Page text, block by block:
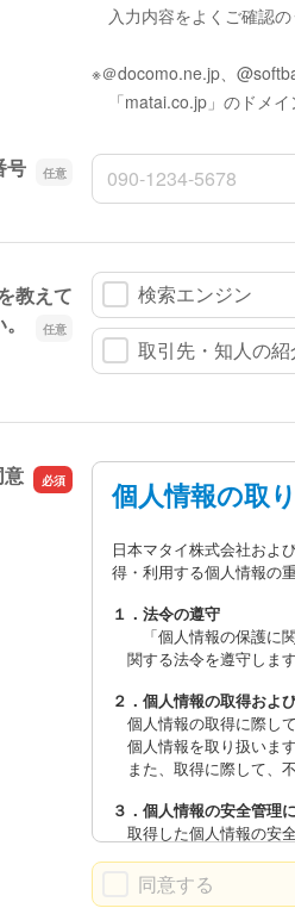
入力内容をよくご確認の
※＠docomo.ne.jp、
「matai.co.jp」のドメイ
号 電話番号
教えて
検索エンジン
取引先・知人の紹
意
個人情報の取
日本マタイ株式会社およ
得・利用する個人情報の
１．法令の遵守
「個人情報の保護に
関する法令を遵守します
２．個人情報の取得およ
個人情報の取得に際し
個人情報を取り扱います
また、取得に際して、
３．個人情報の安全管理
取得した個人情報の安
４．個人情報の第三者へ
法令により例外とし
同意する